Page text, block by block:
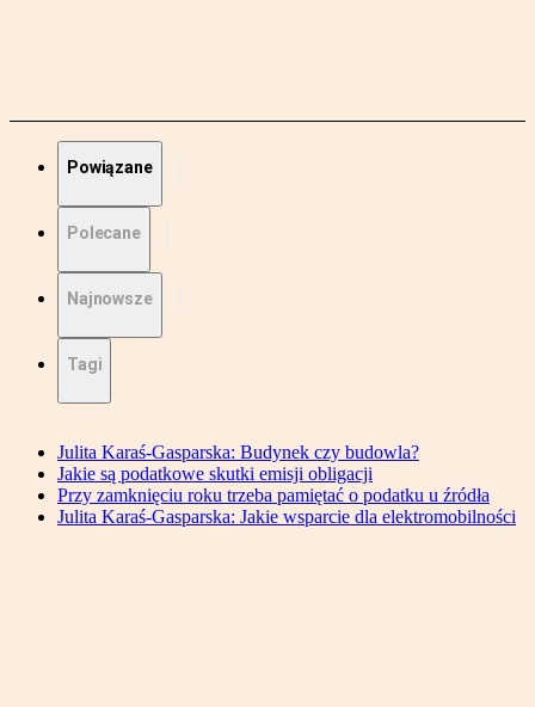
Powiązane
Polecane
Najnowsze
Tagi
Julita Karaś-Gasparska: Budynek czy budowla?
Jakie są podatkowe skutki emisji obligacji
Przy zamknięciu roku trzeba pamiętać o podatku u źródła
Julita Karaś-Gasparska: Jakie wsparcie dla elektromobilności